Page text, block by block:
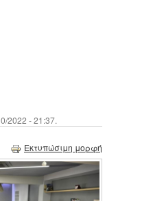
2022 - 21:37.
Εκτυπώσιμη μορφή